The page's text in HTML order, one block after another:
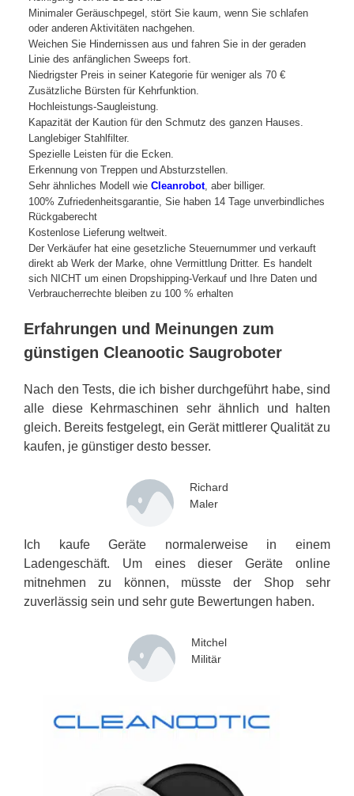
Minimaler Geräuschpegel, stört Sie kaum, wenn Sie schlafen
oder anderen Aktivitäten nachgehen.
Weichen Sie Hindernissen aus und fahren Sie in der geraden
Linie des anfänglichen Sweeps fort.
Niedrigster Preis in seiner Kategorie für weniger als 70 €
Zusätzliche Bürsten für Kehrfunktion.
Hochleistungs-Saugleistung.
Kapazität der Kaution für den Schmutz des ganzen Hauses.
Langlebiger Stahlfilter.
Spezielle Leisten für die Ecken.
Erkennung von Treppen und Absturzstellen.
Sehr ähnliches Modell wie Cleanrobot, aber billiger.
100% Zufriedenheitsgarantie, Sie haben 14 Tage unverbindliches
Rückgaberecht
Kostenlose Lieferung weltweit.
Der Verkäufer hat eine gesetzliche Steuernummer und verkauft
direkt ab Werk der Marke, ohne Vermittlung Dritter. Es handelt
sich NICHT um einen Dropshipping-Verkauf und Ihre Daten und
Verbraucherrechte bleiben zu 100 % erhalten
Erfahrungen und Meinungen zum
günstigen Cleanootic Saugroboter
Nach den Tests, die ich bisher durchgeführt habe, sind
alle diese Kehrmaschinen sehr ähnlich und halten
gleich. Bereits festgelegt, ein Gerät mittlerer Qualität zu
kaufen, je günstiger desto besser.
Richard
Maler
Ich kaufe Geräte normalerweise in einem
Ladengeschäft. Um eines dieser Geräte online
mitnehmen zu können, müsste der Shop sehr
zuverlässig sein und sehr gute Bewertungen haben.
Mitchel
Militär